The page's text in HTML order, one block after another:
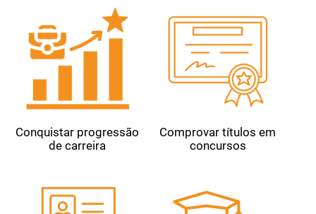
Conquistar progressão
de carreira
Comprovar títulos em
concursos